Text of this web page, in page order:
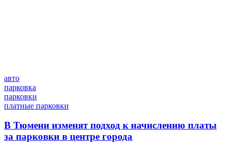
авто
парковка
парковки
платные парковки
В Тюмени изменят подход к начислению платы
за парковки в центре города